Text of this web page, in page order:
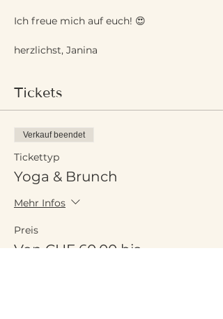
Ich freue mich auf euch! 😍
herzlichst, Janina
Tickets
Verkauf beendet
Tickettyp
Yoga & Brunch
Mehr Infos
Preis
Von CHF 60.00 bis